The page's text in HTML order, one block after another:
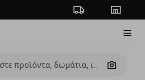
Πορεία παραγγελίας
Camera